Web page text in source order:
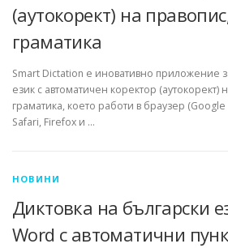
(аутокорект) на
граматика
Smart Dictation е иновативно приложение
език с автоматичен коректор (аутокорект)
граматика, което работи в браузер
Safari, Firefox и …
НОВИНИ
Диктовка на български
Word с автоматични